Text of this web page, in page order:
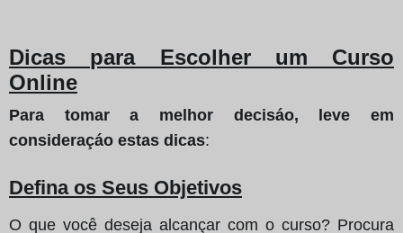
Dicas para Escolher um Curso
Online
Para tomar a melhor decisáo, leve em
consideraçáo estas dicas:
Defina os Seus Objetivos
O que você deseja alcançar com o curso? Procura